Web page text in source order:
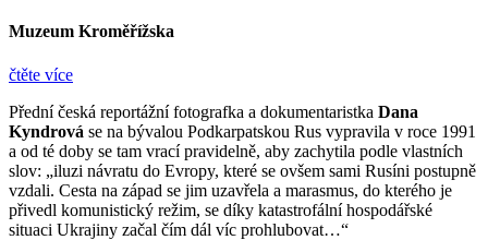
Muzeum Kroměřížska
čtěte více
Přední česká reportážní fotografka a dokumentaristka Dana
Kyndrová se na bývalou Podkarpatskou Rus vypravila v roce 1991
a od té doby se tam vrací pravidelně, aby zachytila podle vlastních
slov: „iluzi návratu do Evropy, které se ovšem sami Rusíni postupně
vzdali. Cesta na západ se jim uzavřela a marasmus, do kterého je
přivedl komunistický režim, se díky katastrofální hospodářské
situaci Ukrajiny začal čím dál víc prohlubovat…“